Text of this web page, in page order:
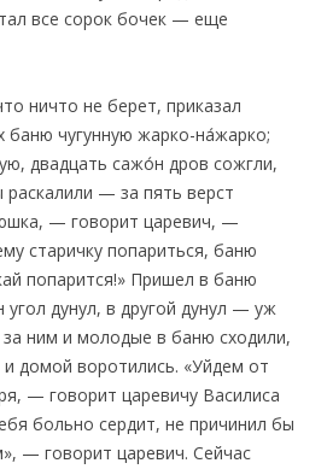
все сорок бочек — еще
ничто не берет, приказал
баню чугунную жарко-на́жарко;
двадцать сажо́н дров сожгли,
раскалили — за пять верст
— говорит царевич, —
старичку попариться, баню
попарится!» Пришел в баню
дунул, в другой дунул — уж
за ним и молодые в баню сходили,
домой воротились. «Уйдем от
— говорит царевичу Василиса
больно сердит, не причинил бы
— говорит царевич. Сейчас